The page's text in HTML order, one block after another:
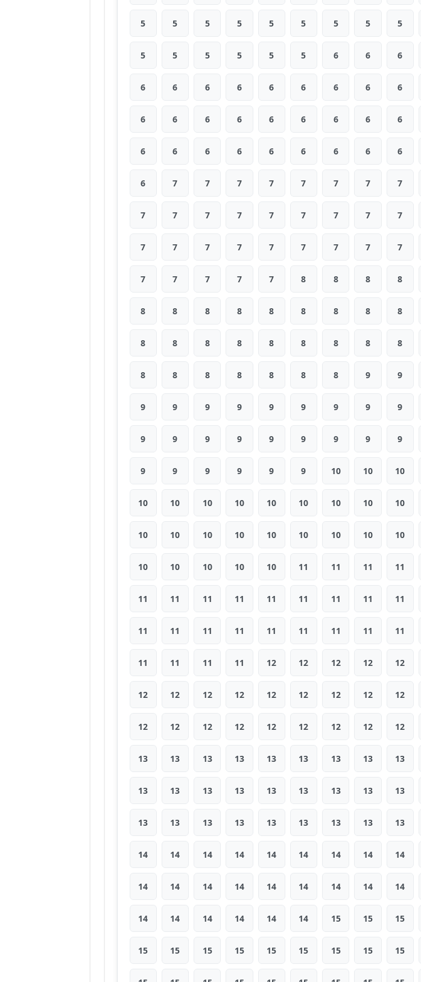
5 5 5 5 5 5 5 5 5
5 5 5 5 5 5 6 6 6
6 6 6 6 6 6 6 6 6
6 6 6 6 6 6 6 6 6
6 6 6 6 6 6 6 6 6
6 7 7 7 7 7 7 7 7
7 7 7 7 7 7 7 7 7
7 7 7 7 7 7 7 7 7
7 7 7 7 7 8 8 8 8
8 8 8 8 8 8 8 8 8
8 8 8 8 8 8 8 8 8
8 8 8 8 8 8 8 9 9
9 9 9 9 9 9 9 9 9
9 9 9 9 9 9 9 9 9
9 9 9 9 9 9 10 10 10
10 10 10 10 10 10 10 10 10
10 10 10 10 10 10 10 10 10
10 10 10 10 10 11 11 11 11
11 11 11 11 11 11 11 11 11
11 11 11 11 11 11 11 11 11
11 11 11 11 12 12 12 12 12
12 12 12 12 12 12 12 12 12
12 12 12 12 12 12 12 12 12
13 13 13 13 13 13 13 13 13
13 13 13 13 13 13 13 13 13
13 13 13 13 13 13 13 13 13
14 14 14 14 14 14 14 14 14
14 14 14 14 14 14 14 14 14
14 14 14 14 14 14 15 15 15
15 15 15 15 15 15 15 15 15